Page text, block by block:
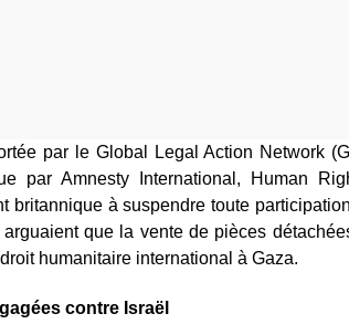
par le Global Legal Action Network
par Amnesty International, Human
britannique à suspendre toute
que la vente de pièces
humanitaire international à Gaza.
contre Israël